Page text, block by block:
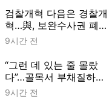
검찰개혁 다음은 경찰개
혁…與, 보완수사권 폐지
후속입법 속도내나
9시간 전
“그런 데 있는 줄 몰랐
다”…골목서 부채질하는
쪽방촌 주민들 [무(無),
9시간 전